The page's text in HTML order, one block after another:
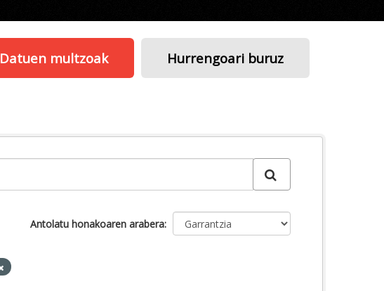
Datuen multzoak Hurrengoari buruz
Antolatu honakoaren arabera